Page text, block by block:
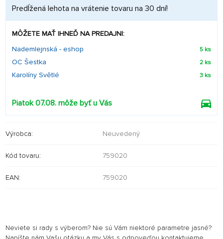
Predĺžená lehota na vrátenie tovaru na 30 dní!
MÔŽETE MAŤ IHNEĎ NA PREDAJNI:
Nademlejnská - eshop
5 ks
OC Šestka 2 ks
Karolíny Světlé 3 ks
Piatok 07.08. môže byť u Vás
Výrobca: Neuvedený
Kód tovaru: 759020
EAN: 759020
Neviete si rady s výberom? Nie sú Vám niektoré parametre jasné?